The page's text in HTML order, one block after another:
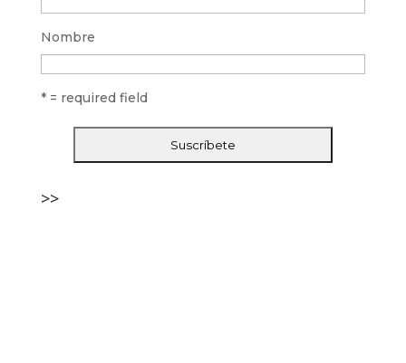
Nombre
* = required field
>>